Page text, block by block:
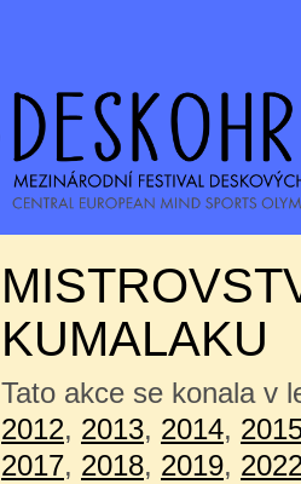
KUMALAKU
Tato akce se konala v
2012, 2013, 2014,
2017, 2018, 2019,